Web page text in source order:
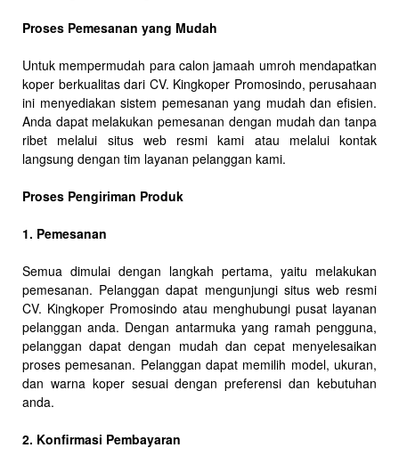
Proses Pemesanan yang Mudah
Untuk mempermudah para calon jamaah umroh mendapatkan
koper berkualitas dari CV. Kingkoper Promosindo, perusahaan
ini menyediakan sistem pemesanan yang mudah dan efisien.
Anda dapat melakukan pemesanan dengan mudah dan tanpa
ribet melalui situs web resmi kami atau melalui kontak
langsung dengan tim layanan pelanggan kami.
Proses Pengiriman Produk
1. Pemesanan
Semua dimulai dengan langkah pertama, yaitu melakukan
pemesanan. Pelanggan dapat mengunjungi situs web resmi
CV. Kingkoper Promosindo atau menghubungi pusat layanan
pelanggan anda. Dengan antarmuka yang ramah pengguna,
pelanggan dapat dengan mudah dan cepat menyelesaikan
proses pemesanan. Pelanggan dapat memilih model, ukuran,
dan warna koper sesuai dengan preferensi dan kebutuhan
anda.
2. Konfirmasi Pembayaran